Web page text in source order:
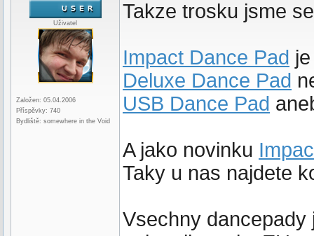
Uživatel
Založen: 05.04.2006
Příspěvky: 740
Bydliště: somewhere in the Void
Takze trosku jsme
Impact Dance Pad
Deluxe Dance Pad
USB Dance Pad
A jako novinku
Taky u nas najdete
Vsechny dancepady